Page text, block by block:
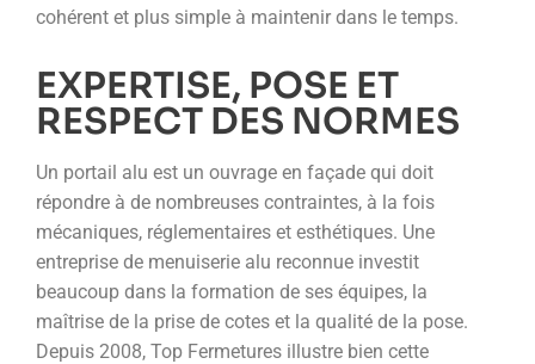
cohérent et plus simple à maintenir dans le temps.
EXPERTISE, POSE ET
RESPECT DES NORMES
Un portail alu est un ouvrage en façade qui doit
répondre à de nombreuses contraintes, à la fois
mécaniques, réglementaires et esthétiques. Une
entreprise de menuiserie alu reconnue investit
beaucoup dans la formation de ses équipes, la
maîtrise de la prise de cotes et la qualité de la pose.
Depuis 2008, Top Fermetures illustre bien cette